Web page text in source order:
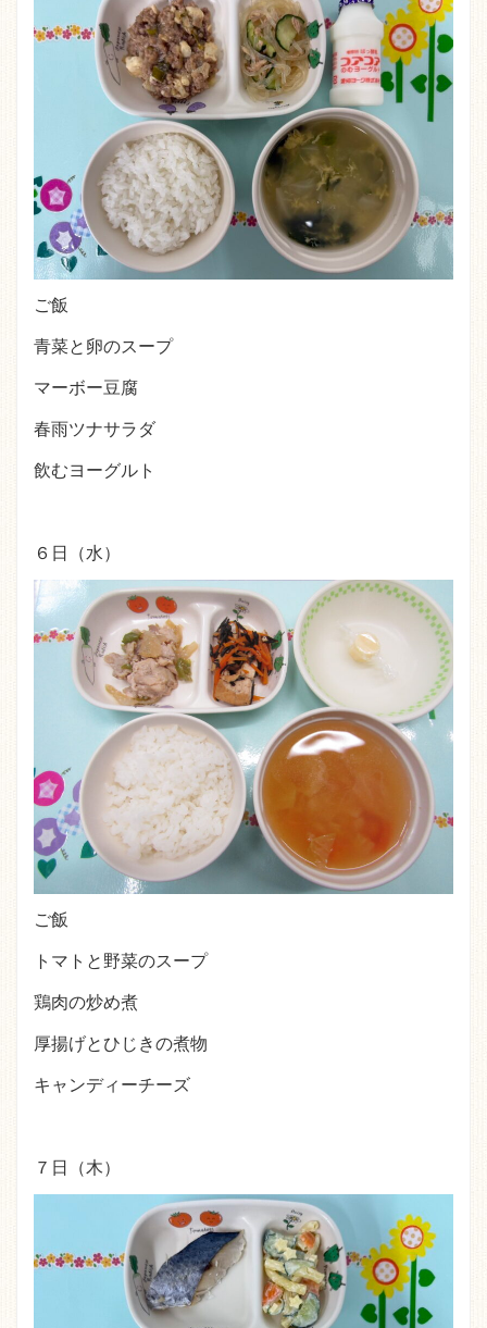
ご飯
青菜と卵のスープ
マーボー豆腐
春雨ツナサラダ
飲むヨーグルト
６日（水）
ご飯
トマトと野菜のスープ
鶏肉の炒め煮
厚揚げとひじきの煮物
キャンディーチーズ
７日（木）